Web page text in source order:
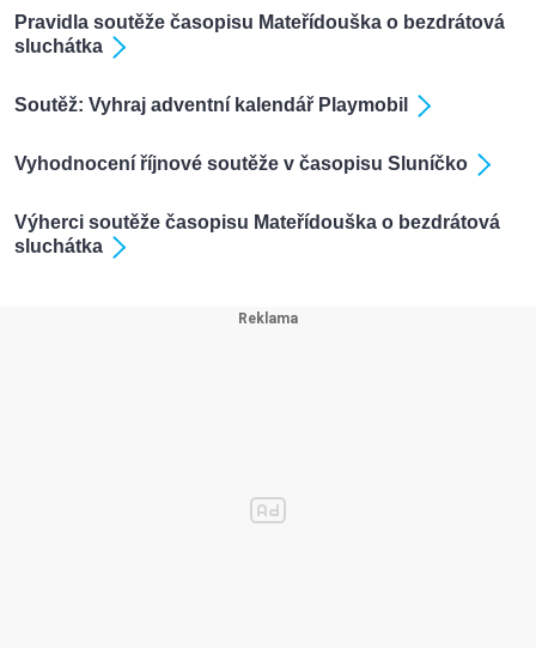
Pravidla soutěže časopisu Mateřídouška o bezdrátová
sluchátka
Soutěž: Vyhraj adventní kalendář Playmobil
Vyhodnocení říjnové soutěže v časopisu Sluníčko
Výherci soutěže časopisu Mateřídouška o bezdrátová
sluchátka